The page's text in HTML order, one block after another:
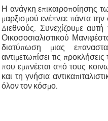
Η ανάγκη επικαιροποίησης
μαρξισμού ενέπνεε πάντα
Διεθνούς. Συνεχίζουμε
Οικοσοσιαλιστικού
διατύπωση μιας
αντιμετωπίσει τις
που εμπνέεται από τους
και τη γνήσια
όλον τον κόσμο.